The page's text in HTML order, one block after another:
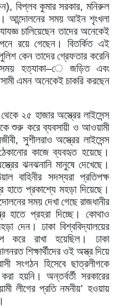
), বিপ্লব কুমার সরকার, মনিরুল
আন্দোলনের সময় আইন শৃংখলা
চালিয়েছেন তাদের অনেকেই
রয়ে গেছেন। বিতর্কিত এই
কেন তাদের গ্রেফতার করেনি
সময় হত্যাকা–ে জড়িত এবং
এমন অনেকেই চাকরি করছেন
থেকে ২৫ হাজার অস্ত্রের লাইসেন্স
শুরু করে ব্যবসায়ী ও আওয়ামী
, সুশীলরাও অস্ত্রের লাইসেন্স
কাজে ব্যবহৃত হয়েছে।
ঝনঝনানি মানুষে দেখেছে।
বাহিনীর সদস্যরা প্রতিপক্ষ
হাতে প্রকাশ্যে মহড়া দিয়েছে।
সময় দেখা গেছে রাজধানীর
হাতে প্রহরা দিচ্ছে।
কোথাও
দেন। ঢাকা বিশ্ববিদ্যালয়ের
করে রাখা হয়েছিল।
ঢাকা
শিক্ষার্থীদের ওই অস্ত্র দিয়ে
সংগঠন হিসেবে ছাত্রলীগকে
করা হয়নি। অন্তর্বর্তী সরকারের
লীগের প্রতি নমনীয়’হওয়ায়